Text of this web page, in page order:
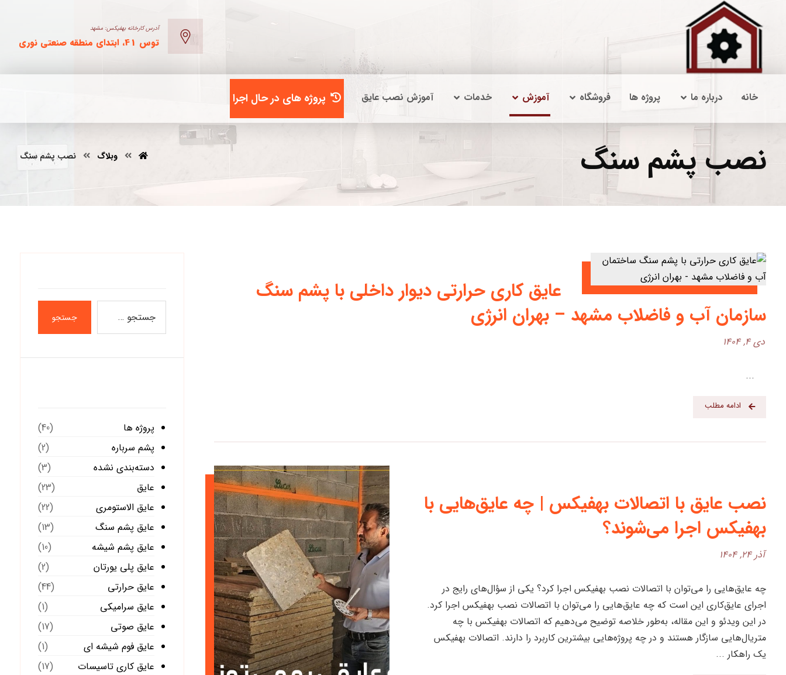
آدرس کارخانه بهفیکس: مشهد
توس 41، ابتدای منطقه صنعتی نوری
خانه درباره ما پروژه ها فروشگاه آموزش خدمات آموزش نصب عایق پروژه های در حال اجرا
نصب پشم سنگ وبلاگ نصب پشم سنگ
عایق کاری حرارتی دیوار داخلی با پشم سنگ
سازمان آب و فاضلاب مشهد – بهران انرژی
دی ۴, ۱۴۰۴
...
ادامه مطلب
نصب عایق با اتصالات بهفیکس | چه عایق‌هایی با
بهفیکس اجرا می‌شوند؟
آذر ۲۴, ۱۴۰۴
چه عایق‌هایی را می‌توان با اتصالات نصب بهفیکس اجرا کرد؟ یکی از سؤال‌های رایج در
اجرای عایق‌کاری این است که چه عایق‌هایی را می‌توان با اتصالات نصب بهفیکس اجرا کرد.
در این ویدئو و این مقاله، به‌طور خلاصه توضیح می‌دهیم که اتصالات بهفیکس با چه
متریال‌هایی سازگار هستند و در چه پروژه‌هایی بیشترین کاربرد را دارند. اتصالات بهفیکس
یک راهکار ...
جستجو
پروژه ها
(40)
پشم سرباره
(2)
دسته‌بندی نشده
(3)
عایق
(23)
عایق الاستومری
(22)
عایق پشم سنگ
(13)
عایق پشم شیشه
(10)
عایق پلی یورتان
(2)
عایق حرارتی
(44)
عایق سرامیکی
(1)
عایق صوتی
(17)
عایق فوم شیشه ای
(1)
عایق کاری تاسیسات
(17)